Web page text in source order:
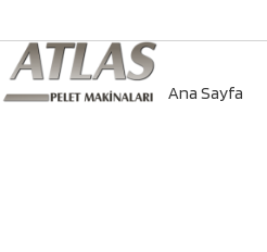
Ana Sayfa